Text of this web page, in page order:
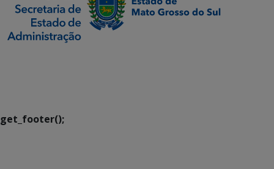
get_footer();